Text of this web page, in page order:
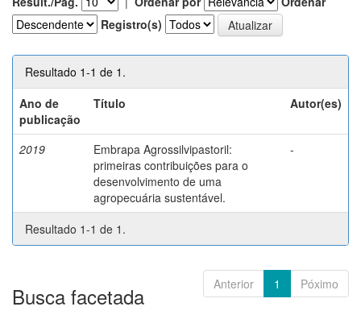
Registro(s)
Resultado 1-1 de 1.
Ano de
publicação
Título Autor(es)
2019
Embrapa Agrossilvipastoril:
primeiras contribuições para o
desenvolvimento de uma
agropecuária sustentável.
-
Resultado 1-1 de 1.
Anterior 1 Póximo
Busca facetada